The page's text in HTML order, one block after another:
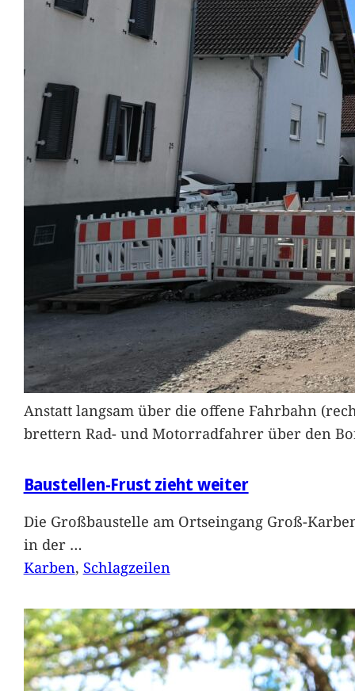
Anstatt langsam über die offene Fahrbahn
brettern Rad- und Motorradfahrer über den
Baustellen-Frust zieht weiter
Die Großbaustelle am Ortseingang Groß-
in der …
Karben, Schlagzeilen